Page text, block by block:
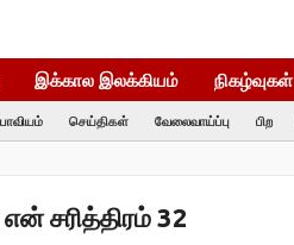
இக்கால இலக்கியம் நிகழ்வுகள்
பாவியம் செய்திகள் வேலைவாய்ப்பு பிற
சரித்திரம் 32